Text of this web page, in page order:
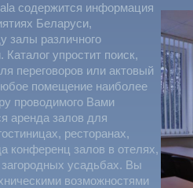
содержится информация
Беларуси,
залы различного
упростит поиск,
переговоров или актовый
помещение наиболее
проводимого Вами
аренда залов для
ресторанах,
конференц залов в отелях,
усадьбах. Вы
возможностями